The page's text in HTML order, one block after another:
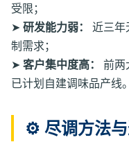
受限；
➤ 研发能力弱：
近三年
制需求；
➤ 客户集中度高：
前两
已计划自建调味品产线。
⚙️ 尽调方法